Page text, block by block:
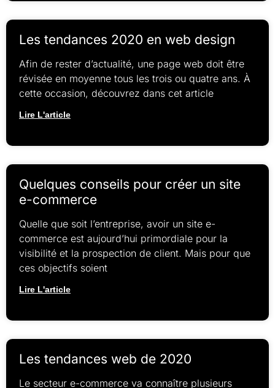
Les tendances 2020 en web design
Afin de rester d’actualité, une page web doit être
révisée en moyenne tous les trois ou quatre ans. À
cette occasion, découvrez dans cet article
Lire L'article
Quelques conseils pour créer un site
e-commerce
Quelle que soit l’entreprise, avoir un site e-
commerce est aujourd’hui primordiale pour la
visibilité et la prospection de client. Mais pour que
ces objectifs soient
Lire L'article
Les tendances web de 2020
Le secteur e-commerce va connaître plusieurs